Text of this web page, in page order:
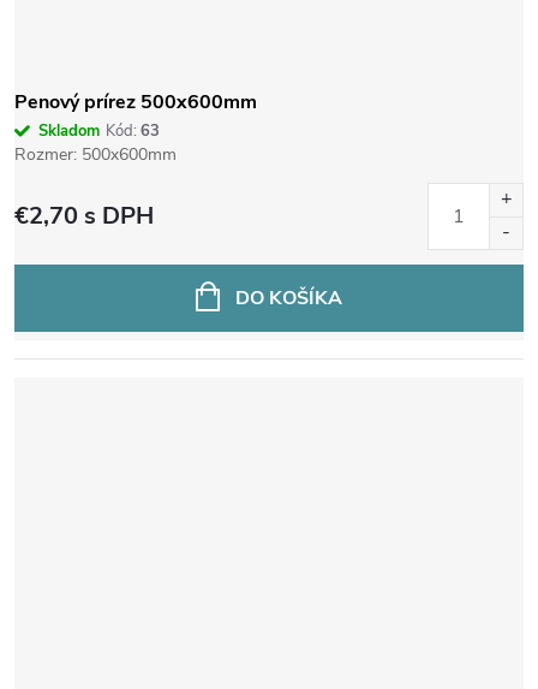
Penový prírez 500x600mm
Skladom Kód: 63
Rozmer: 500x600mm
€2,70s DPH
DO KOŠÍKA